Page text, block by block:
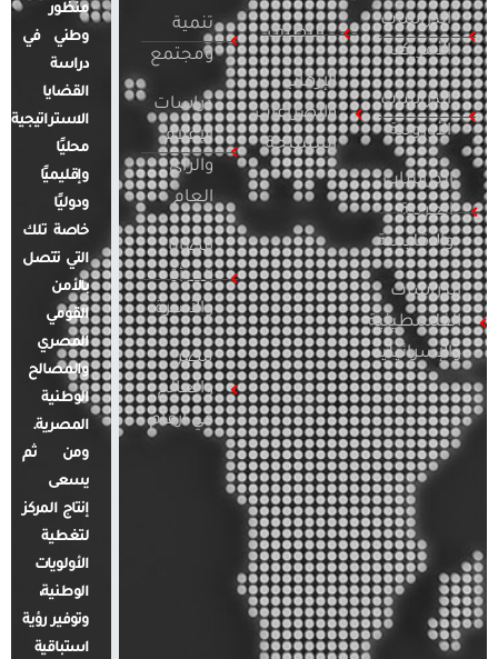
الدراسات
الأمريكية
الدراسات
الأوروبية
الدراسات
العربية
والإقليمية
الدراسات
الفلسطينية
والإسرائيلية
التطرف
الإرهاب
والصراعات
المسلحة
تنمية
ومجتمع
دراسات
الإعلام
والرأي
العام
قضايا
المرأة
والأسرة
مصر
والعالم
في أرقام
منظور
وطني في
دراسة
القضايا
الاستراتيجية
محليًا
وإقليميًا
ودوليًا
خاصة تلك
التي تتصل
بالأمن
القومي
المصري
والمصالح
الوطنية
المصرية.
ومن ثم
يسعى
إنتاج المركز
لتغطية
الأولويات
الوطنية،
وتوفير رؤية
استباقية